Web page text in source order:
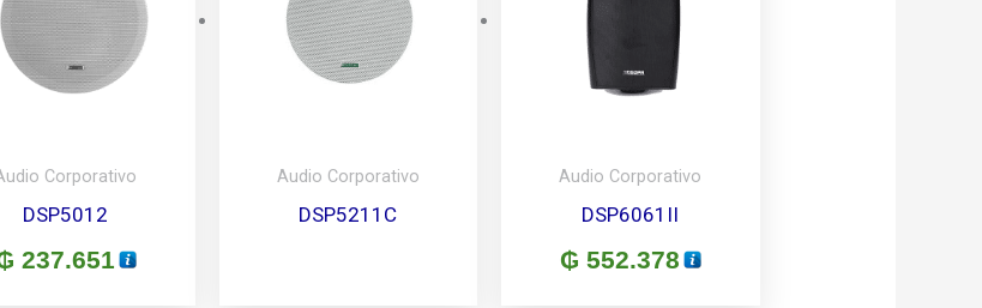
Corporativo
DSP5012
237.651
Audio Corporativo
DSP5211C
Audio Corporativo
DSP6061II
₲ 552.378